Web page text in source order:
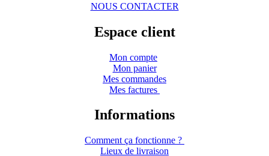
NOUS CONTACTER
Espace client
Mon compte
Mon panier
Mes commandes
Mes factures
Informations
Comment ça fonctionne ?
Lieux de livraison